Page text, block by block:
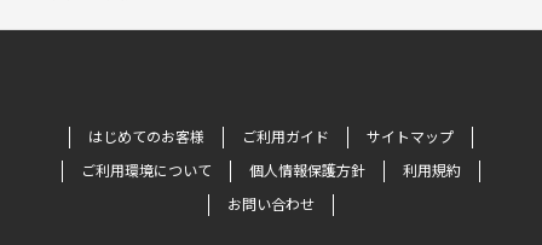
はじめてのお客様 ご利用ガイド
サイトマップ
ご利用環境について
個人情報保護方針
利用規約
お問い合わせ